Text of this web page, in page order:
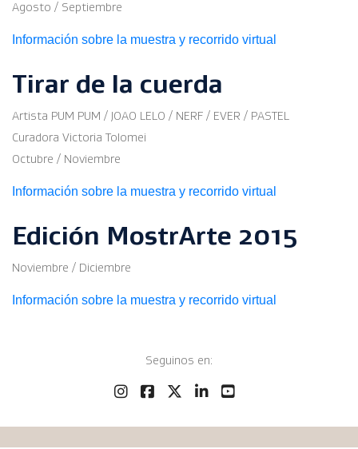
Agosto / Septiembre
Información sobre la muestra y recorrido virtual
Tirar de la cuerda
Artista PUM PUM / JOAO LELO / NERF / EVER / PASTEL
Curadora Victoria Tolomei
Octubre / Noviembre
Información sobre la muestra y recorrido virtual
Edición MostrArte 2015
Noviembre / Diciembre
Información sobre la muestra y recorrido virtual
Seguinos en: